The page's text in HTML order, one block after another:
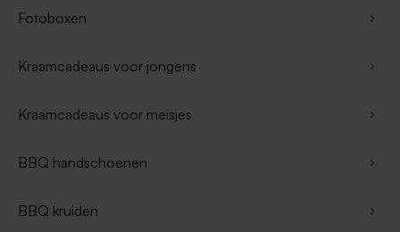
Fotoboxen
Kraamcadeaus voor jongens
Kraamcadeaus voor meisjes
BBQ handschoenen
BBQ kruiden